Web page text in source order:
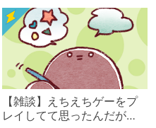
【雑談】えちえちゲーをプ
レイしてて思ったんだが…